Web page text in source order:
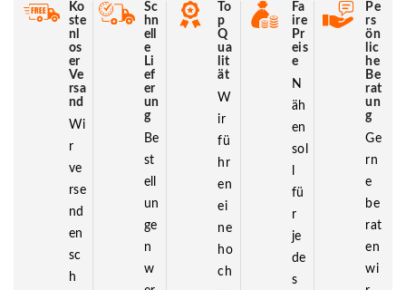
Ko
ste
nl
os
er
Ve
rsa
nd
Wi
r
ve
rse
nd
en
sc
h
Sc
hn
ell
e
Li
ef
er
un
g
Be
st
ell
un
ge
n
w
To
p
Q
ua
lit
ät
W
ir
fü
hr
en
ei
ne
ho
ch
Fa
ire
Pr
eis
e
N
äh
en
sol
fü
r
je
de
s
Pe
rs
ön
lic
he
Be
rat
un
g
Ge
rn
e
be
rat
en
wi